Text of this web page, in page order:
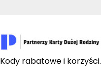
Kody rabatowe i korzyści.